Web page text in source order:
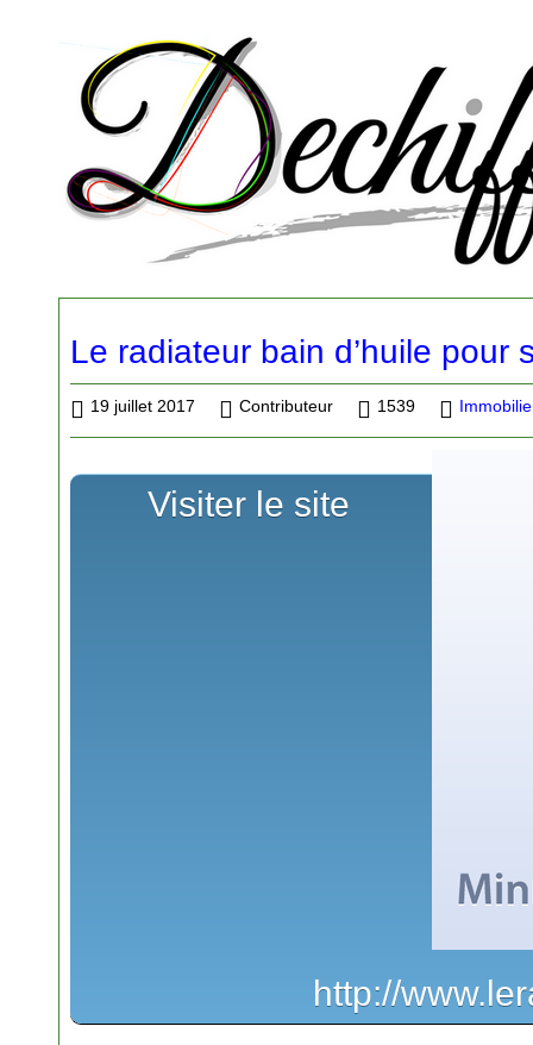
Le radiateur bain d’huile pour
19 juillet 2017 Contributeur 1539
Visiter le site
http://